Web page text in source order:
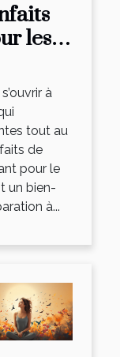
les
à
tout au
de
pour le
un bien-
à...